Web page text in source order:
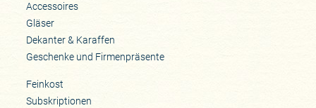
Accessoires
Gläser
Dekanter & Karaffen
Geschenke und Firmenpräsente
Feinkost
Subskriptionen